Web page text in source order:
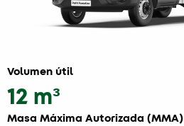
Volumen útil
12 m³
Masa Máxima Autorizada (MMA)